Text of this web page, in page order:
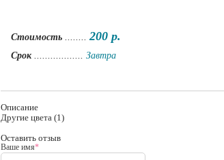
Стоимость ........200 р.
Срок Завтра
Описание
Другие цвета (1)
Оставить отзыв
Ваше имя*